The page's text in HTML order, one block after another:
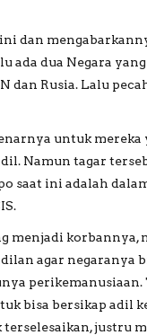
dan
ada dua Negara
dan Rusia. Lalu
untuk
Namun tagar
saat ini adalah
menjadi korbannya,
agar negaranya
perikemanusiaan.
bisa bersikap adil
justru